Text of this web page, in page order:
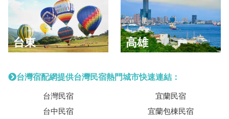
台東 高雄
台灣宿配網提供台灣民宿熱門城市快速連結：
台灣民宿
台中民宿
宜蘭民宿
宜蘭包棟民宿